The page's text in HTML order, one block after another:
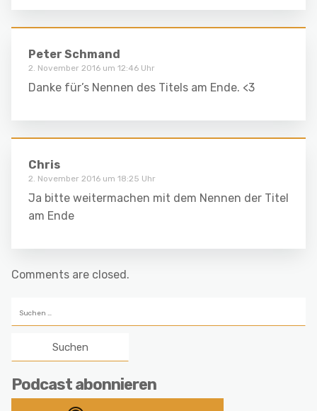
Peter Schmand
2. November 2016 um 12:46 Uhr
Danke für’s Nennen des Titels am Ende. <3
Chris
2. November 2016 um 18:25 Uhr
Ja bitte weitermachen mit dem Nennen der Titel
am Ende
Comments are closed.
nach:
Podcast abonnieren